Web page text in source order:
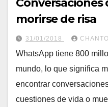
morirse de risa
31/01/2018 CHANTO
WhatsApp tiene 800
mundo, lo que significa
encontrar
cuestiones de vida o